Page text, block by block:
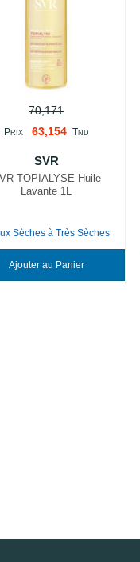
70,171
PRIX 63,154 TND
SVR
TOPIALYSE Huile
Lavante 1L
Sèches à Très Sèches
Ajouter au Panier